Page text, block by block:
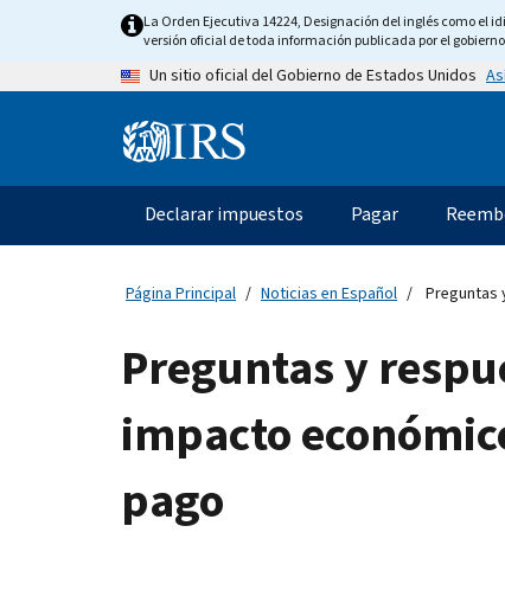
content
La Orden Ejecutiva 14224, Designación del inglés como el
versión oficial de toda información publicada por el
Un sitio oficial del Gobierno de Estados Unidos
Information
Navegación
principal
Declarar impuestos Pagar
Página Principal Noticias en Español Preguntas
Preguntas y
impacto
pago